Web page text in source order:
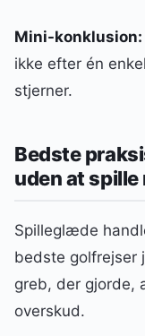
Mini-konklusion:
ikke efter én
stjerner.
Bedste
uden at spille
Spilleglæde
bedste golfrejser
greb, der gjorde,
overskud.